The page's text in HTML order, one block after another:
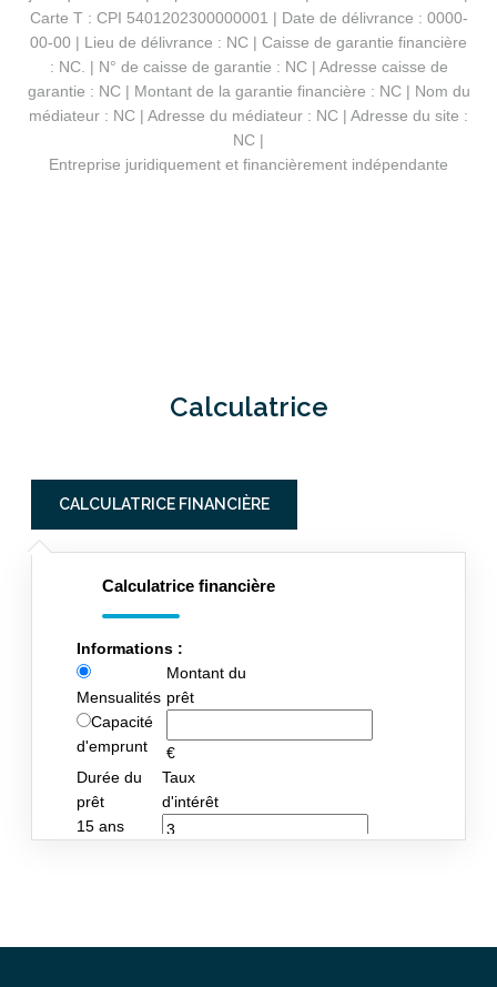
Carte T : CPI 5401202300000001 | Date de délivrance : 0000-
00-00 | Lieu de délivrance : NC | Caisse de garantie financière
: NC. | N° de caisse de garantie : NC | Adresse caisse de
garantie : NC | Montant de la garantie financière : NC | Nom du
médiateur : NC | Adresse du médiateur : NC | Adresse du site :
NC |
Entreprise juridiquement et financièrement indépendante
Calculatrice
CALCULATRICE FINANCIÈRE